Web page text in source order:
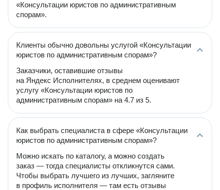
«Консультации юристов по административным
спорам».
Клиенты обычно довольны услугой «Консультации
юристов по административным спорам»?
Заказчики, оставившие отзывы
на Яндекс Исполнителях, в среднем оценивают
услугу «Консультации юристов по
административным спорам» на 4.7 из 5.
Как выбрать специалиста в сфере «Консультации
юристов по административным спорам»?
Можно искать по каталогу, а можно создать
заказ — тогда специалисты откликнутся сами.
Чтобы выбрать лучшего из лучших, загляните
в профиль исполнителя — там есть отзывы